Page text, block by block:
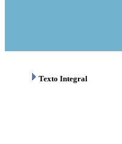
Texto Integral